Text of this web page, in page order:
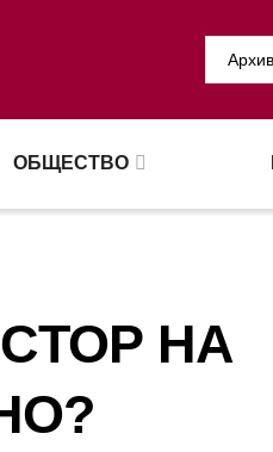
ОБЩЕСТВО
НА